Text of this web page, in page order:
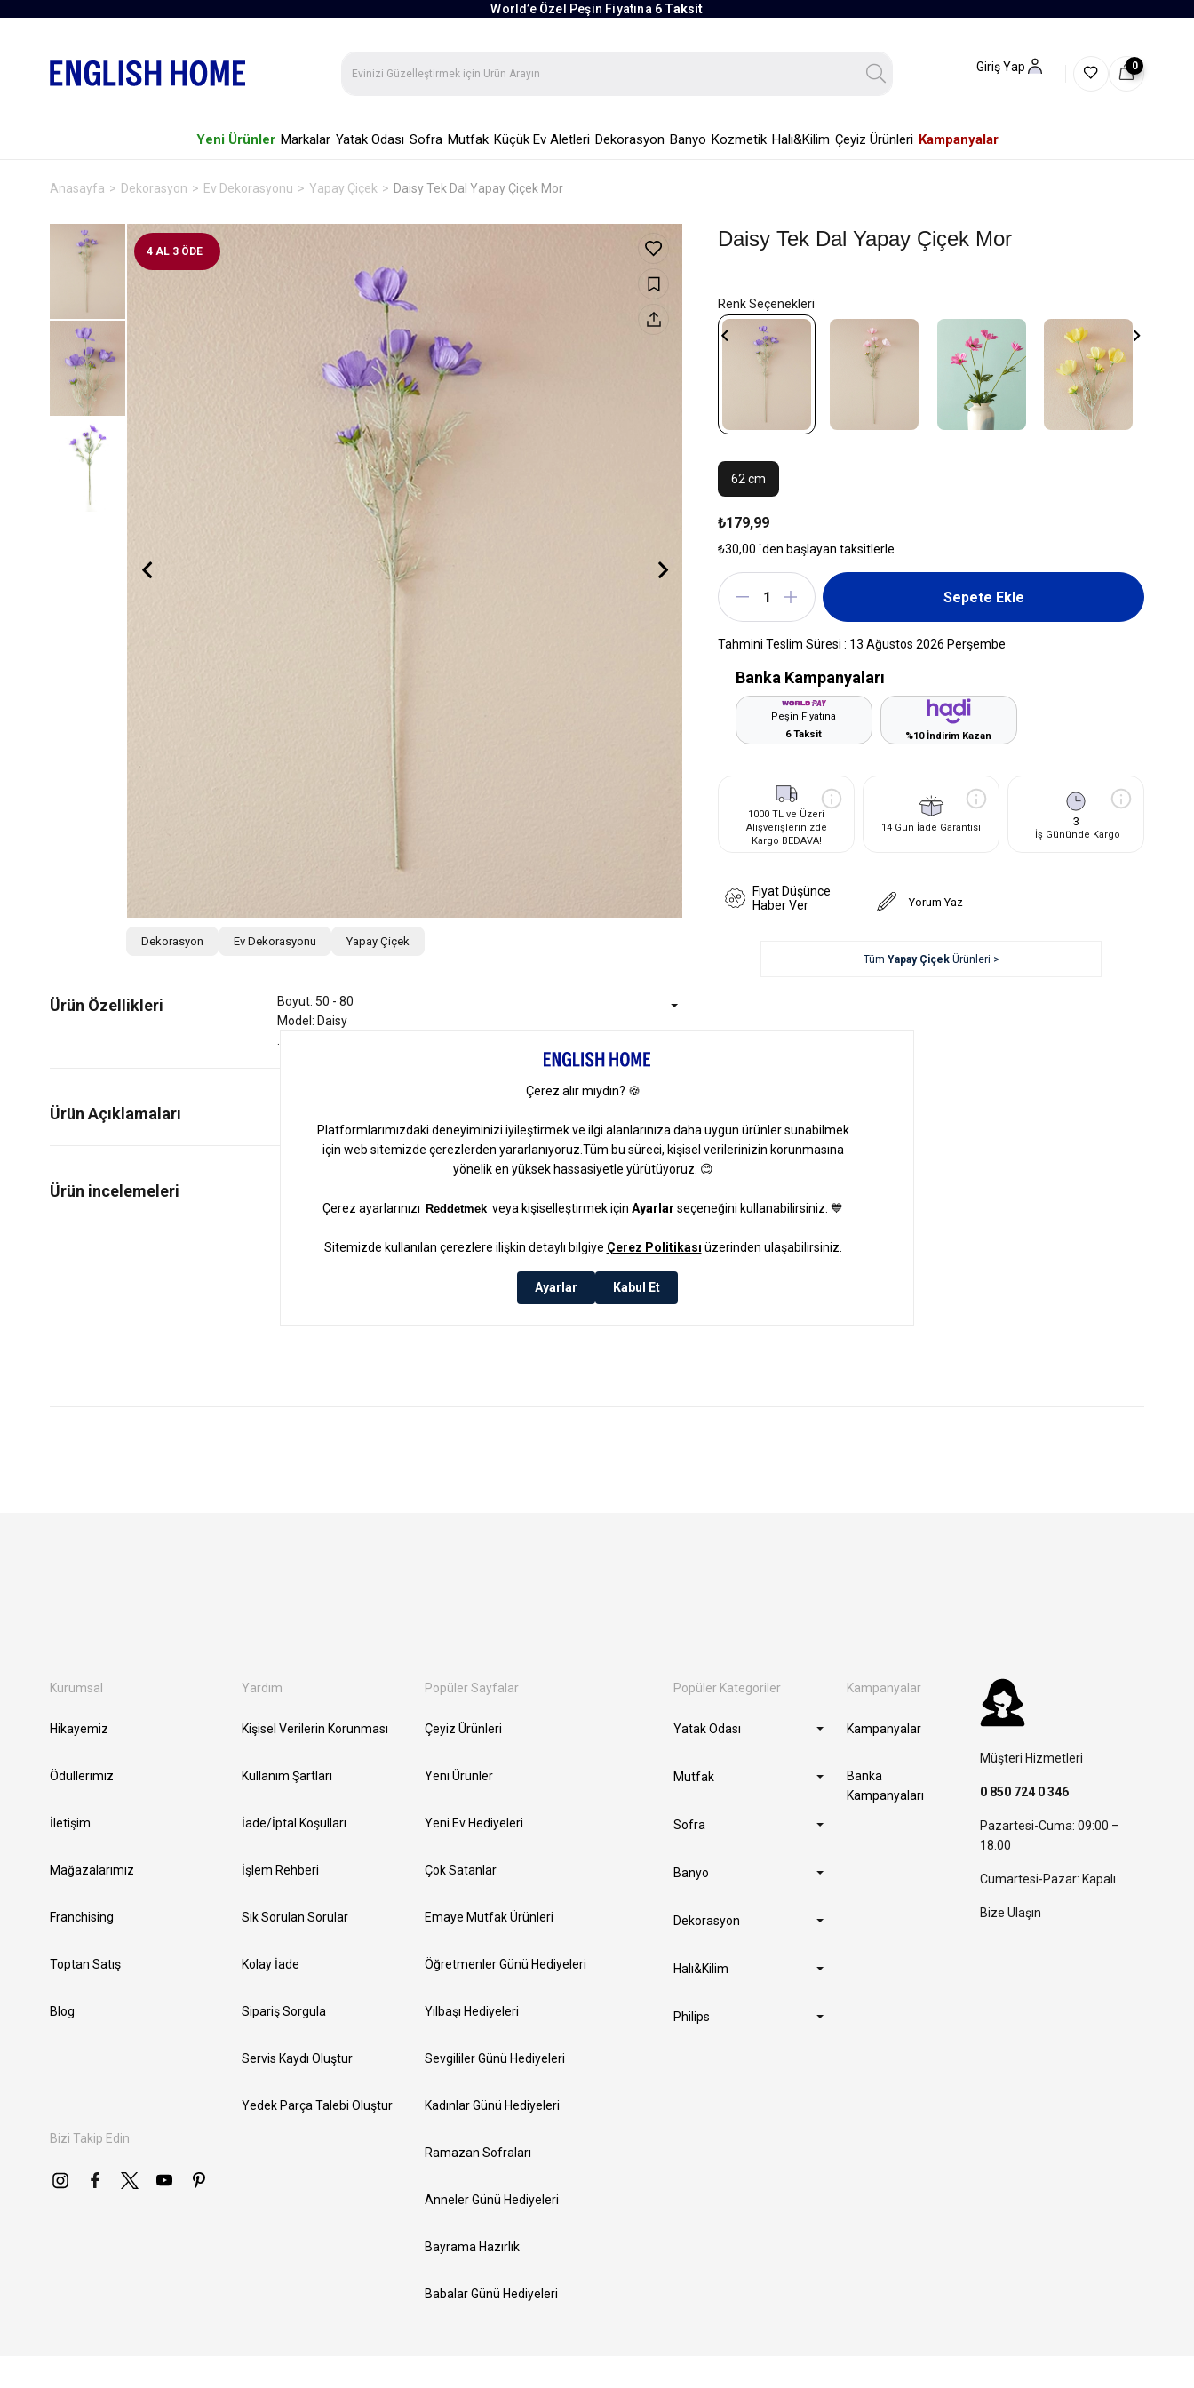
World’e Özel Peşin Fiyatına 6 Taksit
Giriş Yap 0
Yeni Ürünler Markalar Yatak Odası Sofra Mutfak Küçük Ev Aletleri Dekorasyon Banyo Kozmetik Halı&Kilim Çeyiz Ürünleri Kampanyalar
Anasayfa Dekorasyon Ev Dekorasyonu Yapay Çiçek Daisy Tek Dal Yapay Çiçek Mor
4 AL 3 ÖDE
Dekorasyon Ev Dekorasyonu Yapay Çiçek
Ürün Özellikleri
Boyut: 50 - 80
Model: Daisy
Ürün Açıklamaları
Daisy Tek Dal Yapay Çiçek Mor
62 cm
₺179,99
₺30,00 `den başlayan taksitlerle
Tahmini Teslim Süresi : 13 Ağustos 2026 Perşembe
Banka Kampanyaları
Peşin Fiyatına
6 Taksit
%10 İndirim Kazan
1000 TL ve Üzeri
Alışverişlerinizde
Kargo BEDAVA!
14 Gün İade Garantisi 3
İş Gününde Kargo
Fiyat Düşünce
Haber Ver
Yorum Yaz
Tüm Yapay ÇiçekÜrünleri >
Kurumsal
Hikayemiz
Ödüllerimiz
İletişim
Mağazalarımız
Franchising
Toptan Satış
Blog
Bizi Takip Edin
Yardım
Kişisel Verilerin Korunması
Kullanım Şartları
İade/İptal Koşulları
İşlem Rehberi
Sık Sorulan Sorular
Kolay İade
Sipariş Sorgula
Servis Kaydı Oluştur
Yedek Parça Talebi Oluştur
Popüler Sayfalar
Çeyiz Ürünleri
Yeni Ürünler
Yeni Ev Hediyeleri
Çok Satanlar
Emaye Mutfak Ürünleri
Öğretmenler Günü Hediyeleri
Yılbaşı Hediyeleri
Sevgililer Günü Hediyeleri
Kadınlar Günü Hediyeleri
Ramazan Sofraları
Anneler Günü Hediyeleri
Bayrama Hazırlık
Babalar Günü Hediyeleri
Popüler Kategoriler
Yatak Odası
Mutfak
Sofra
Banyo
Dekorasyon
Halı&Kilim
Philips
Kampanyalar
Kampanyalar
Banka
Kampanyaları
Müşteri Hizmetleri
0 850 724 0 346
Pazartesi-Cuma: 09:00 –
18:00
Cumartesi-Pazar: Kapalı
Bize Ulaşın